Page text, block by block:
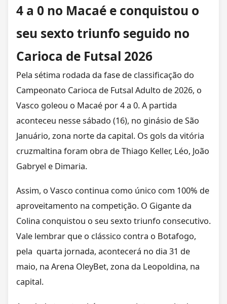
4 a 0 no Macaé e conquistou o
seu sexto triunfo seguido no
Carioca de Futsal 2026
Pela sétima rodada da fase de classificação do
Campeonato Carioca de Futsal Adulto de 2026, o
Vasco goleou o Macaé por 4 a 0. A partida
aconteceu nesse sábado (16), no ginásio de São
Januário, zona norte da capital. Os gols da vitória
cruzmaltina foram obra de Thiago Keller, Léo, João
Gabryel e Dimaria.
Assim, o Vasco continua como único com 100% de
aproveitamento na competição. O Gigante da
Colina conquistou o seu sexto triunfo consecutivo.
Vale lembrar que o clássico contra o Botafogo,
pela quarta jornada, acontecerá no dia 31 de
maio, na Arena OleyBet, zona da Leopoldina, na
capital.